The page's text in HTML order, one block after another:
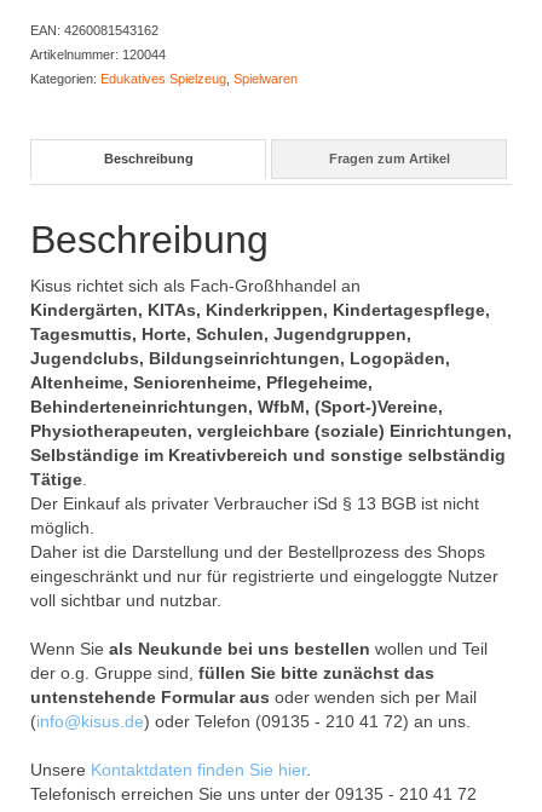
EAN: 4260081543162
Artikelnummer: 120044
Kategorien: Edukatives Spielzeug Spielwaren
Beschreibung Fragen zum Artikel
Beschreibung
Kisus richtet sich als Fach-Großhhandel an
Kindergärten, KITAs, Kinderkrippen, Kindertagespflege,
Tagesmuttis, Horte, Schulen, Jugendgruppen,
Jugendclubs, Bildungseinrichtungen, Logopäden,
Altenheime, Seniorenheime, Pflegeheime,
Behinderteneinrichtungen, WfbM, (Sport-)Vereine,
Physiotherapeuten, vergleichbare (soziale) Einrichtungen,
Selbständige im Kreativbereich und sonstige selbständig
Tätige
Der Einkauf als privater Verbraucher iSd § 13 BGB ist nicht
möglich.
Daher ist die Darstellung und der Bestellprozess des Shops
eingeschränkt und nur für registrierte und eingeloggte Nutzer
voll sichtbar und nutzbar.
Wenn Sie als Neukunde bei uns bestellen wollen und Teil
der o.g. Gruppe sind, füllen Sie bitte zunächst das
untenstehende Formular aus oder wenden sich per Mail
(info@kisus.de) oder Telefon (09135 - 210 41 72) an uns.
Unsere Kontaktdaten finden Sie hier.
Telefonisch erreichen Sie uns unter der 09135 - 210 41 72